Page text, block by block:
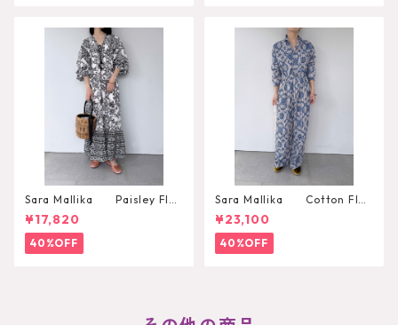
Sara Mallika Paisley Flo
wer Print Dress
¥17,820
40%OFF
Sara Mallika Cotton Flo
wer Signal Print All In One
¥23,100
40%OFF